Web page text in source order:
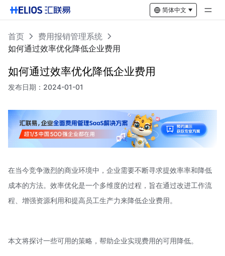
简体中文
首页
费用报销管理系统
如何通过效率优化降低企业费用
如何通过效率优化降低企业费用
发布日期： 2024-01-01
在当今竞争激烈的商业环境中，企业需要不断寻求提效率率和降低
成本的方法。效率优化是一个多维度的过程，旨在通过改进工作流
程、增强资源利用和提高员工生产力来降低企业费用。
本文将探讨一些可用的策略，帮助企业实现费用的可用降低。